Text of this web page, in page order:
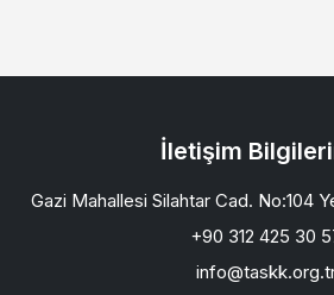
İletişim
Gazi Mahallesi Silahtar Cad. No:104
+90 312 425 30